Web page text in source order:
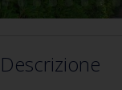
Descrizione